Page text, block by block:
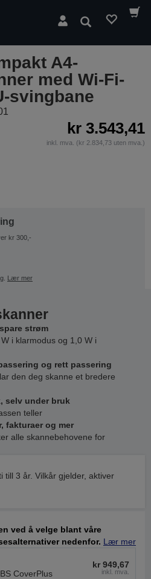
Søk
A4-
med Wi-Fi-
svingbane
kr 3.543,41
inkl. mva. (kr 2.834,73 uten mva.)
kr 300,-
Lær mer
strøm
i klarmodus og 1,0 W i
og rett passering
den deg skanne et bredere
selv under bruk
teller
fakturaer og mer
alle skannebehovene for
till 3 år. Vilkår gjelder, aktiver
ved å velge blant våre
nedenfor. Lær mer
CoverPlus
kr 949,67
inkl. mva.